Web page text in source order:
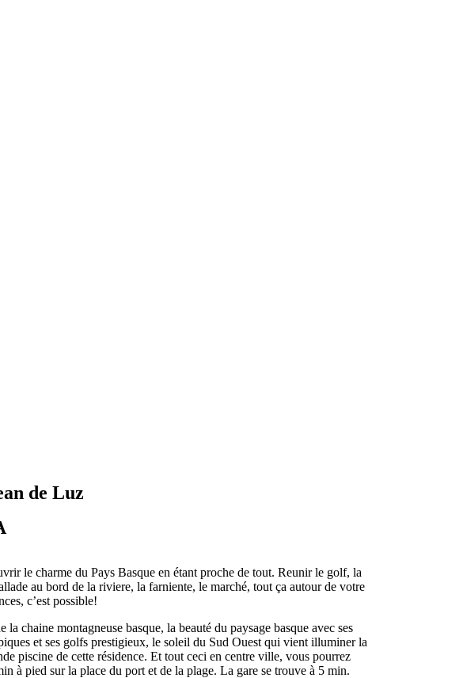
de Luz
le charme du Pays Basque en étant proche de tout. Reunir le golf, la
au bord de la riviere, la farniente, le marché, tout ça autour de votre
c’est possible!
la chaine montagneuse basque, la beauté du paysage basque avec ses
et ses golfs prestigieux, le soleil du Sud Ouest qui vient illuminer la
piscine de cette résidence. Et tout ceci en centre ville, vous pourrez
à pied sur la place du port et de la plage. La gare se trouve à 5 min.